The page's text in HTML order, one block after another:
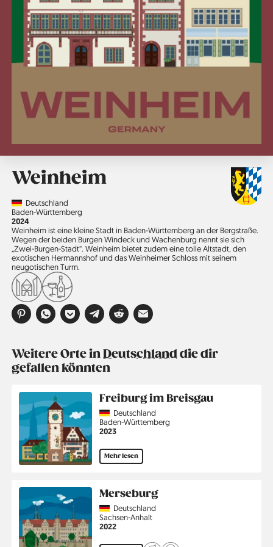
Weinheim
CountryDeutschland
Region
Baden-Württemberg
Jahr
2024
Weinheim ist eine kleine Stadt in Baden-Württemberg an der Bergstraße.
Wegen der beiden Burgen Windeck und Wachenburg nennt sie sich
„Zwei-Burgen-Stadt“. Weinheim bietet zudem eine tolle Altstadt, den
exotischen Hermannshof und das Weinheimer Schloss mit seinem
neugotischen Turm.
Weitere Orte inDeutschlanddie dir
gefallen könnten
Freiburg im Breisgau
CountryDeutschland
Region
Baden-Württemberg
Jahr
2023
Mehr lesen
Merseburg
CountryDeutschland
Region
Sachsen-Anhalt
Jahr
2022